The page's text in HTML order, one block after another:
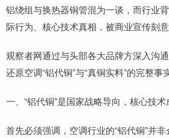
铝绕组与换热器铜管混为一谈，而行业
际行为、核心技术真相，被商业宣传刻意
观察者网通过与头部各大品牌方深入沟
还原空调“铝代铜”与“真铜实料”的完整事实
一、“铝代铜”是国家战略导向，核心技
首先必须强调，空调行业的“铝代铜”并